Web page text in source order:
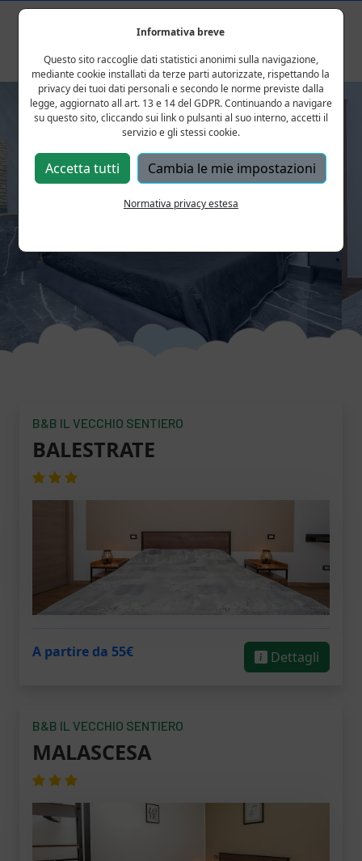
Informativa breve
Questo sito raccoglie dati statistici anonimi sulla navigazione,
mediante cookie installati da terze parti autorizzate, rispettando la
privacy dei tuoi dati personali e secondo le norme previste dalla
legge, aggiornato all art. 13 e 14 del GDPR. Continuando a navigare
su questo sito, cliccando sui link o pulsanti al suo interno, accetti il
servizio e gli stessi cookie.
Accetta tutti Cambia le mie impostazioni
Normativa privacy estesa
IL VECCHIO
B&B IL VECCHIO SENTIERO
BALESTRATE
A partire da 55€ Dettagli
B&B IL VECCHIO SENTIERO
MALASCESA